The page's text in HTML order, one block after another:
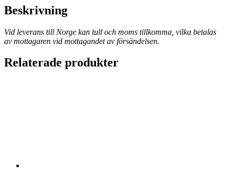
Beskrivning
Vid leverans till Norge kan tull och moms tillkomma, vilka betalas
av mottagaren vid mottagandet av försändelsen.
Relaterade produkter